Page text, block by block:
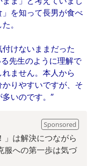
を知って長男が食べ
。
けないままだった
先生のように理解で
ません。本人から
かりやすいですが、そ
いのです。”
Sponsored
」は解決につながら
服への第一歩は気づ